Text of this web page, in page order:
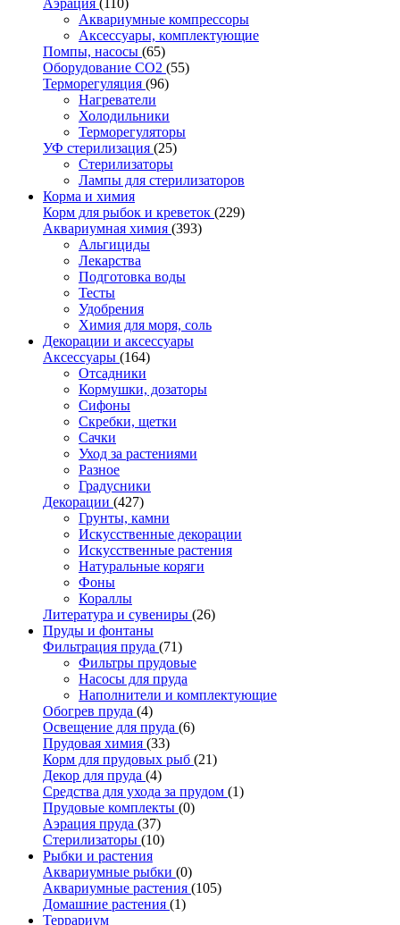
Аквариумные компрессоры
Аксессуары, комплектующие
Помпы, насосы (65)
Оборудование CO2 (55)
Терморегуляция (96)
Нагреватели
Холодильники
Терморегуляторы
УФ стерилизация (25)
Стерилизаторы
Лампы для стерилизаторов
Корма и химия
Корм для рыбок и креветок (229)
Аквариумная химия (393)
Альгициды
Лекарства
Подготовка воды
Тесты
Удобрения
Химия для моря, соль
Декорации и аксессуары
Аксессуары (164)
Отсадники
Кормушки, дозаторы
Сифоны
Скребки, щетки
Сачки
Уход за растениями
Разное
Градусники
Декорации (427)
Грунты, камни
Искусственные декорации
Искусственные растения
Натуральные коряги
Фоны
Кораллы
Литература и сувениры (26)
Пруды и фонтаны
Фильтрация пруда (71)
Фильтры прудовые
Насосы для пруда
Наполнители и комплектующие
Обогрев пруда (4)
Освещение для пруда (6)
Прудовая химия (33)
Корм для прудовых рыб (21)
Декор для пруда (4)
Средства для ухода за прудом (1)
Прудовые комплекты (0)
Аэрация пруда (37)
Стерилизаторы (10)
Рыбки и растения
Аквариумные рыбки (0)
Аквариумные растения (105)
Домашние растения (1)
Террариум